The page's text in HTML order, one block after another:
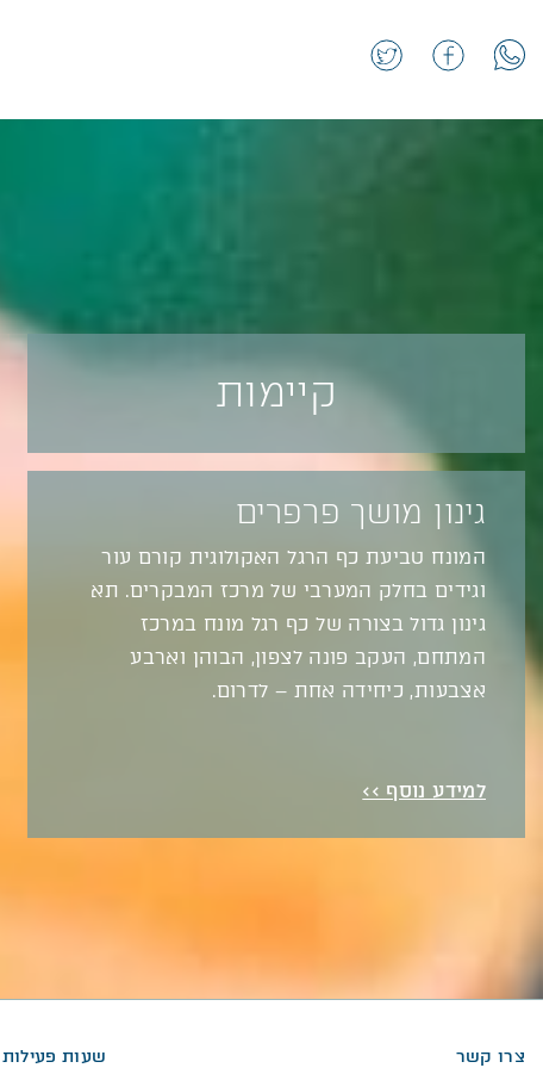
הבמה.
קיימות
גינון מושך פרפרים
המונח טביעת כף הרגל האקולוגית קורם עור
וגידים בחלק המערבי של מרכז המבקרים. תא
גינון גדול בצורה של כף רגל מונח במרכז
המתחם, העקב פונה לצפון, הבוהן וארבע
אצבעות, כיחידה אחת – לדרום.
למידע נוסף >>
צרו קשר שעות פעילות